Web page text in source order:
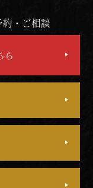
・ご相談
ら